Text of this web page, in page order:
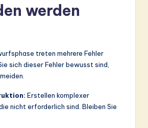
werden
treten mehrere Fehler
sich dieser Fehler bewusst sind,
Erstellen komplexer
nicht erforderlich sind. Bleiben Sie